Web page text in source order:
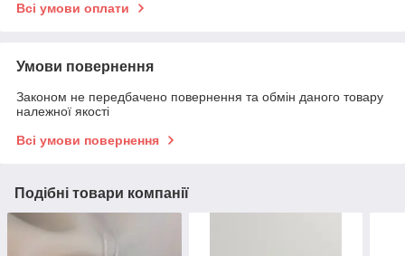
Всі умови оплати
Умови повернення
Законом не передбачено повернення та обмін даного товару
належної якості
Всі умови повернення
Подібні товари компанії